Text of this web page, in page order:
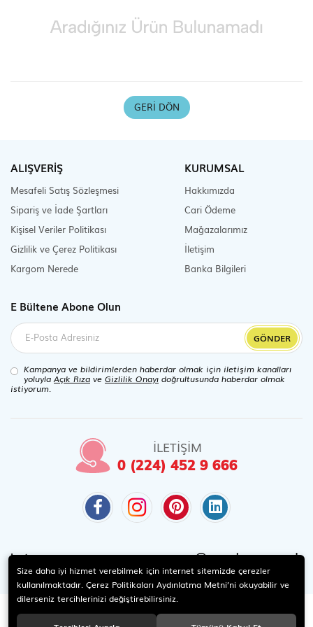
Scooter Çeşitleri
GERI DÖN
ALIŞVERİŞ
Mesafeli Satış Sözleşmesi
Sipariş ve İade Şartları
Kişisel Veriler Politikası
Gizlilik ve Çerez Politikası
Kargom Nerede
KURUMSAL
Hakkımızda
Cari Ödeme
Mağazalarımız
İletişim
Banka Bilgileri
E Bültene Abone Olun
GÖNDER
Kampanya ve bildirimlerden haberdar olmak için iletişim kanalları
yoluylaAçık Rıza ve Gizlilik Onayı doğrultusunda haberdar olmak
istiyorum.
İLETİŞİM
0 (224) 452 9 666
Instagram @candaoyuncak
Size daha iyi hizmet verebilmek için internet sitemizde çerezler
kullanılmaktadır. Çerez Politikaları Aydınlatma Metni’ni okuyabilir ve
dilerseniz tercihlerinizi değiştirebilirsiniz.